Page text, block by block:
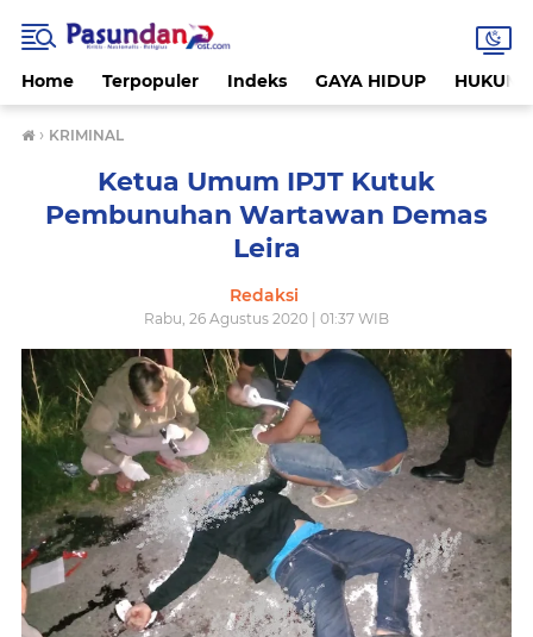
Home Terpopuler Indeks GAYA HIDUP HUKUM
› KRIMINAL
Ketua Umum IPJT Kutuk
Pembunuhan Wartawan Demas
Leira
Redaksi
Rabu, 26 Agustus 2020 | 01:37 WIB